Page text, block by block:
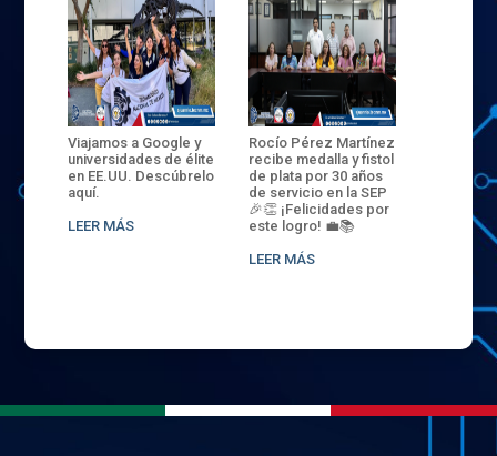
Viajamos a Google y
universidades de élite
en EE.UU. Descúbrelo
aquí.
LEER MÁS
Rocío Pérez Martínez
recibe medalla y fistol
de plata por 30 años
de servicio en la SEP
🎉👏 ¡Felicidades por
este logro! 💼📚
LEER MÁS
ENECB-
del
batalla.
32
sede